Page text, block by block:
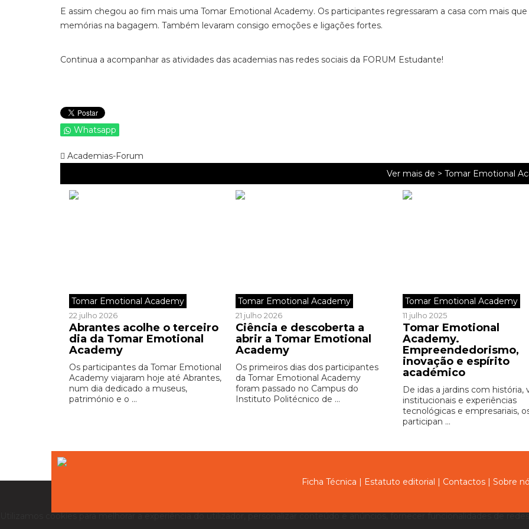
E assim chegou ao fim mais uma Tomar Emotional Academy. Os participantes regressaram a casa com mais que
memórias na bagagem. Também levaram consigo emoções e ligações fortes.
Continua a acompanhar as atividades das academias nas redes sociais da FORUM Estudante!
Whatsapp
Academias-Forum
Ver mais de > Tomar Emotional
Tomar Emotional Academy
22 julho 2026
Abrantes acolhe o terceiro
dia da Tomar Emotional
Academy
Os participantes da Tomar Emotional
Academy viajaram hoje até Abrantes,
num dia dedicado a museus,
património e o ...
Tomar Emotional Academy
21 julho 2026
Ciência e descoberta a
abrir a Tomar Emotional
Academy
Os primeiros dias dos participantes
da Tomar Emotional Academy
foram passado no Campus do
Instituto Politécnico de ...
Tomar Emotional Academy
11 julho 2025
Tomar Emotional
Academy.
Empreendedorismo,
inovação e espírito
académico
De idas a jardins com história,
institucionais e experiências
tecnológicas e empresariais,
participan ...
Ficha Técnica | Estatuto editorial | Contactos | Sobre
Utilizamos cookies para melhorar a experiência do utilizador, personalizar conteúdo e anúncios, fornecer funcionalidades de